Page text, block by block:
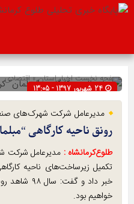
صفحه نخستاخبار استان»اقتصادی
24 شهریور 1397 - 13:05
شناسه : 9043
مدیرعامل شرکت شهرک‌های
رونق ناحیه کارگاهی
طلوع‌‌کرمانشاه : مدیرعامل شرکت
تکمیل زیرساخت‌های ناحیه
خبر داد و
خواهیم بود.